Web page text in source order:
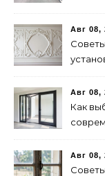
Авг 08,
Авг 08,
Как
Авг 08,